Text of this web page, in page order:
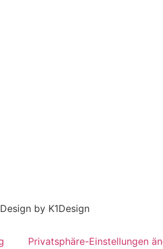
by K1Design
Privatsphäre-Einstellungen